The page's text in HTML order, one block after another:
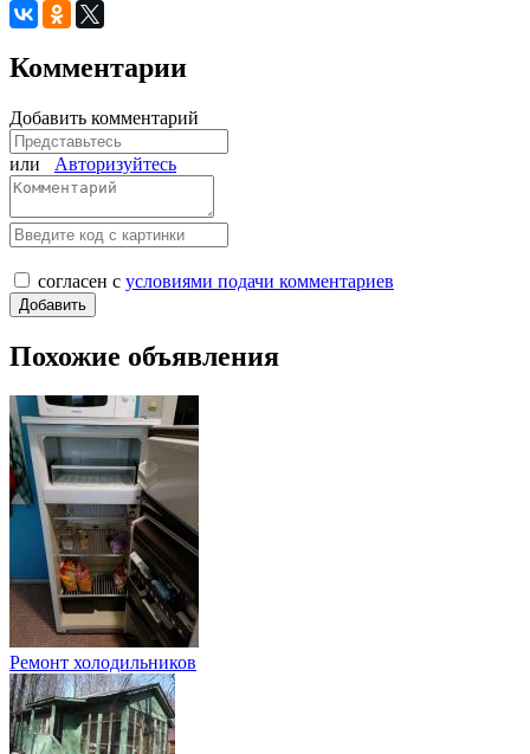
Комментарии
Добавить комментарий
или Авторизуйтесь
согласен с условиями подачи комментариев
Похожие объявления
Ремонт холодильников